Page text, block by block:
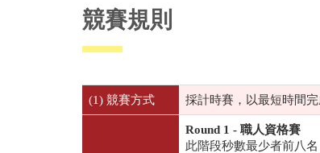
競賽規則
(1) 競賽方式 採計時賽，以最短時間
Round 1 - 職人資格賽
此階段秒數最少者前八